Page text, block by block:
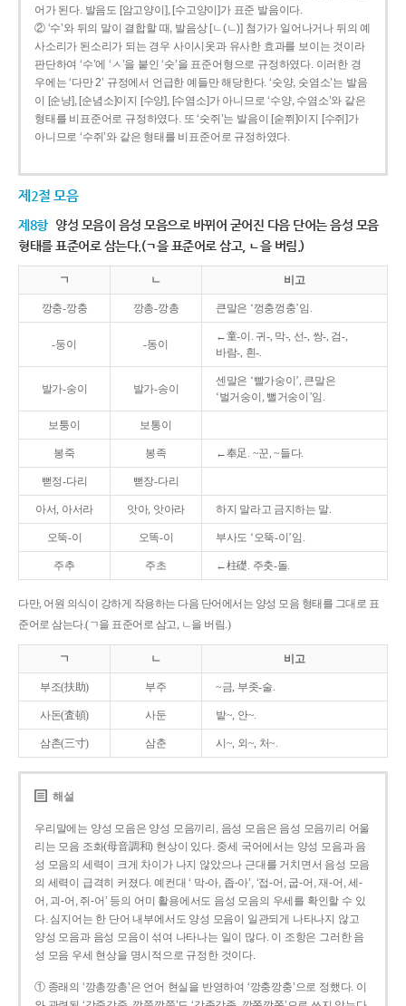
어가 된다. 발음도 [암고양이], [수고양이]가 표준 발음이다.
② ‘수’와 뒤의 말이 결합할 때, 발음상 [ㄴ(ㄴ)] 첨가가 일어나거나 뒤의 예
사소리가 된소리가 되는 경우 사이시옷과 유사한 효과를 보이는 것이라
판단하여 ‘수’에 ‘ㅅ’을 붙인 ‘숫’을 표준어형으로 규정하였다. 이러한 경
우에는 ‘다만 2’ 규정에서 언급한 예들만 해당한다. ‘숫양, 숫염소’는 발음
이 [순냥], [순념소]이지 [수양], [수염소]가 아니므로 ‘수양, 수염소’와 같은
형태를 비표준어로 규정하였다. 또 ‘숫쥐’는 발음이 [숟쮜]이지 [수쥐]가
아니므로 ‘수쥐’와 같은 형태를 비표준어로 규정하였다.
제2절 모음
제8항 양성 모음이 음성 모음으로 바뀌어 굳어진 다음 단어는 음성 모음
형태를 표준어로 삼는다.(ㄱ을 표준어로 삼고, ㄴ을 버림.)
ㄱ ㄴ 비고
깡충-깡충 깡총-깡총 큰말은 ‘껑충껑충’임.
-둥이 -동이
←童-이. 귀-, 막-, 선-, 쌍-, 검-,
바람-, 흰-.
발가-숭이 발가-송이
센말은 ‘빨가숭이’, 큰말은
‘벌거숭이, 뻘거숭이’임.
보퉁이 보통이
봉죽 봉족 ←奉足. ~꾼, ~들다.
뻗정-다리 뻗장-다리
아서, 아서라 앗아, 앗아라 하지 말라고 금지하는 말.
오뚝-이 오똑-이 부사도 ‘오뚝-이’임.
주추 주초 ←柱礎. 주춧-돌.
다만, 어원 의식이 강하게 작용하는 다음 단어에서는 양성 모음 형태를 그대로 표
준어로 삼는다.(ㄱ을 표준어로 삼고, ㄴ을 버림.)
ㄱ ㄴ 비고
부조(扶助) 부주 ~금, 부좃-술.
사돈(査頓) 사둔 밭~, 안~.
삼촌(三寸) 삼춘 시~, 외~, 처~.
해설
우리말에는 양성 모음은 양성 모음끼리, 음성 모음은 음성 모음끼리 어울
리는 모음 조화(母音調和) 현상이 있다. 중세 국어에서는 양성 모음과 음
성 모음의 세력이 크게 차이가 나지 않았으나 근대를 거치면서 음성 모음
의 세력이 급격히 커졌다. 예컨대 ‘ 막-아, 좁-아’, ‘접-어, 굽-어, 재-어, 세-
어, 괴-어, 쥐-어’ 등의 어미 활용에서도 음성 모음의 우세를 확인할 수 있
다. 심지어는 한 단어 내부에서도 양성 모음이 일관되게 나타나지 않고
양성 모음과 음성 모음이 섞여 나타나는 일이 많다. 이 조항은 그러한 음
성 모음 우세 현상을 명시적으로 규정한 것이다.
① 종래의 ‘깡총깡총’은 언어 현실을 반영하여 ‘깡충깡충’으로 정했다. 이